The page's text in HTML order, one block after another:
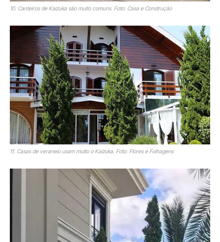
10. Canteiros de Kaizuka são muito comuns. Foto: Casa e Construção
11. Casas de veraneio usam muito o Kaizuka. Foto: Flores e Folhagens